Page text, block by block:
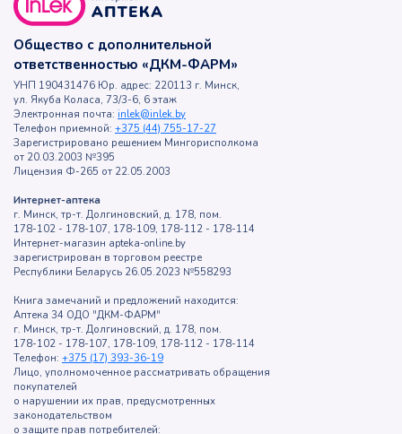
Общество с дополнительной
ответственностью «ДКМ-ФАРМ»
УНП 190431476 Юр. адрес: 220113 г. Минск,
ул. Якуба Коласа, 73/3-6, 6 этаж
Электронная почта: inlek@inlek.by
Телефон приемной: +375 (44) 755-17-27
Зарегистрировано решением Мингорисполкома
от 20.03.2003 №395
Лицензия Ф-265 от 22.05.2003
Интернет-аптека
г. Минск, тр-т. Долгиновский, д. 178, пом.
178-102 - 178-107, 178-109, 178-112 - 178-114
Интернет-магазин apteka-online.by
зарегистрирован в торговом реестре
Республики Беларусь 26.05.2023 №558293
Книга замечаний и предложений находится:
Аптека 34 ОДО "ДКМ-ФАРМ"
г. Минск, тр-т. Долгиновский, д. 178, пом.
178-102 - 178-107, 178-109, 178-112 - 178-114
Телефон: +375 (17) 393-36-19
Лицо, уполномоченное рассматривать обращения
покупателей
о нарушении их прав, предусмотренных
законодательством
о защите прав потребителей: